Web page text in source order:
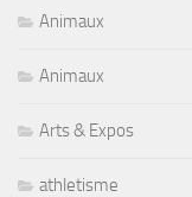
Animaux
Animaux
Arts & Expos
athletisme